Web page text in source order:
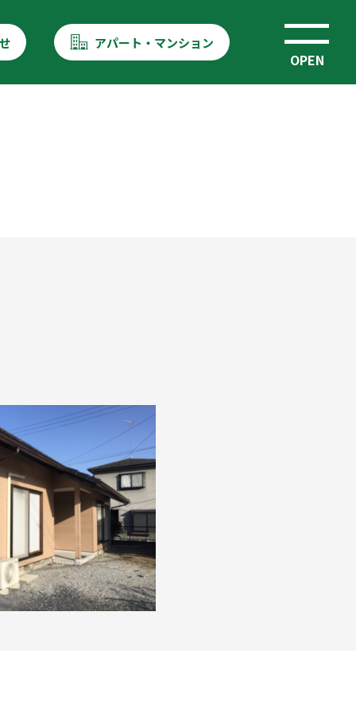
アパート・マンション
OPEN